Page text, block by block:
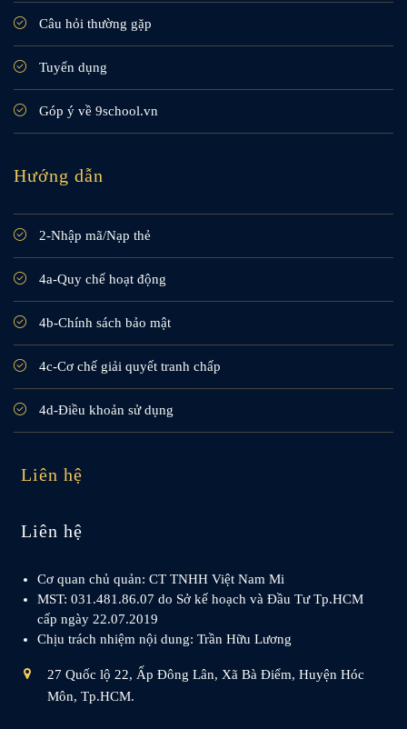
Câu hỏi thường gặp
Tuyển dụng
Góp ý về 9school.vn
Hướng dẫn
2-Nhập mã/Nạp thẻ
4a-Quy chế hoạt động
4b-Chính sách bảo mật
4c-Cơ chế giải quyết tranh chấp
4d-Điều khoản sử dụng
Liên hệ
Liên hệ
Cơ quan chủ quản: CT TNHH Việt Nam Mi
MST: 031.481.86.07 do Sở kế hoạch và Đầu Tư Tp.HCM
cấp ngày 22.07.2019
Chịu trách nhiệm nội dung: Trần Hữu Lương
27 Quốc lộ 22, Ấp Đông Lân, Xã Bà Điểm, Huyện Hóc
Môn, Tp.HCM.